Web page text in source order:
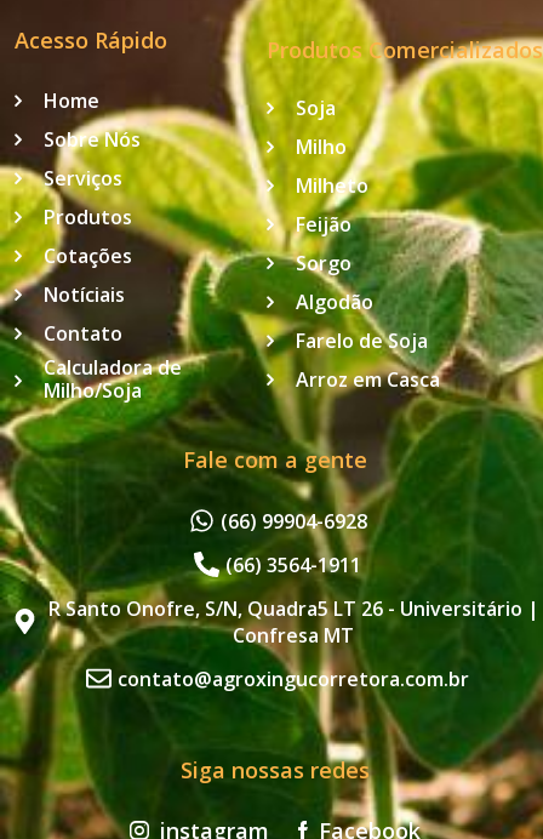
Acesso Rápido
Home
Sobre Nós
Serviços
Produtos
Cotações
Notíciais
Contato
Calculadora de
Milho/Soja
Produtos Comercializados
Soja
Milho
Milheto
Feijão
Sorgo
Algodão
Farelo de Soja
Arroz em Casca
Fale com a gente
(66) 99904-6928
(66) 3564-1911
R Santo Onofre, S/N, Quadra5 LT 26 - Universitário |
Confresa MT
contato@agroxingucorretora.com.br
Siga nossas redes
instagram Facebook